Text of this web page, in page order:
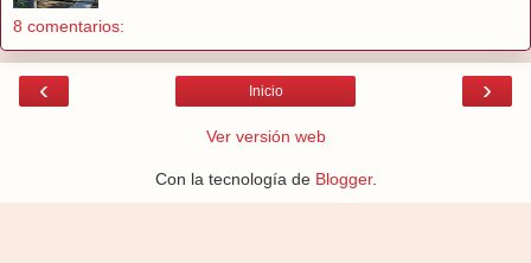
8 comentarios:
‹ ›
Inicio
Ver versión web
Con la tecnología de Blogger.